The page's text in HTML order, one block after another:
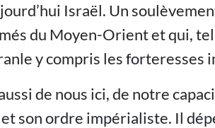
Israël. Un
du Moyen-Orient et qui,
y compris les forteresses
de nous ici, de notre
son ordre impérialiste. Il